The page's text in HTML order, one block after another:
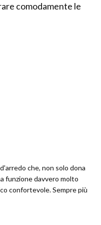
comodamente le
che, non solo dona
funzione davvero molto
confortevole. Sempre più